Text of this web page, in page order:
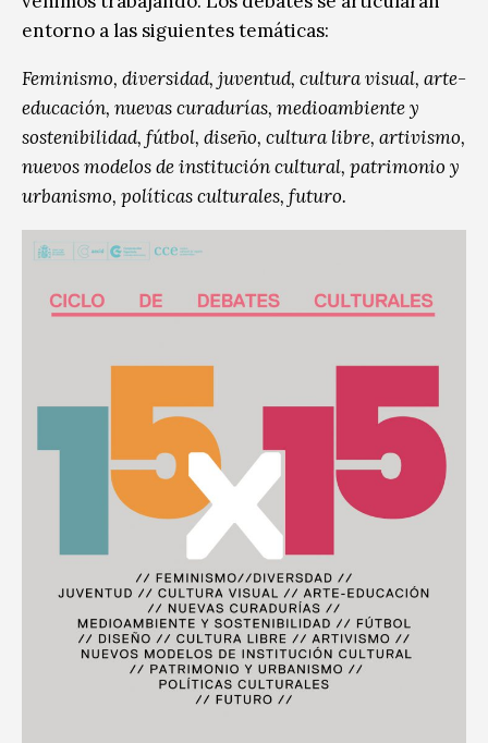
entorno a las siguientes temáticas:
Feminismo, diversidad, juventud, cultura visual, arte-
educación, nuevas curadurías, medioambiente y
sostenibilidad, fútbol, diseño, cultura libre, artivismo,
nuevos modelos de institución cultural, patrimonio y
urbanismo, políticas culturales, futuro.